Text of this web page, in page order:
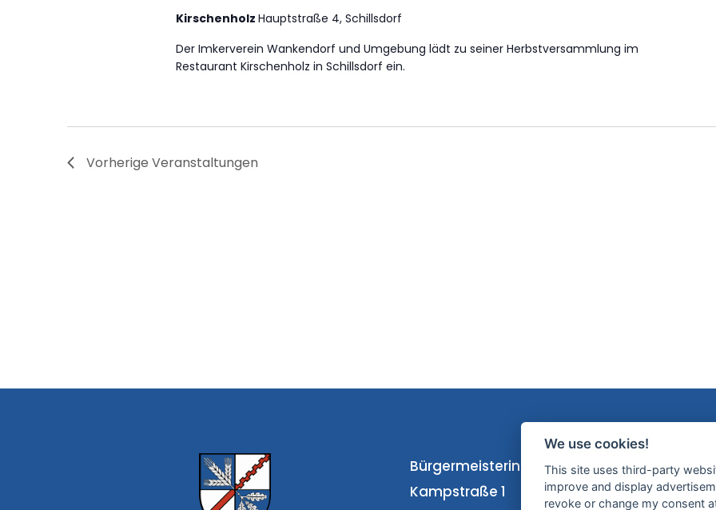
Kirschenholz Hauptstraße 4, Schillsdorf
Der Imkerverein Wankendorf und Umgebung lädt zu seiner Herbstversammlung im
Restaurant Kirschenholz in Schillsdorf ein.
Vorherige Veranstaltungen
Bürgermeisterin Silke Roßmann
Kampstraße 1
We use cookies!
This site uses third-party
improve and display
revoke or change my consent